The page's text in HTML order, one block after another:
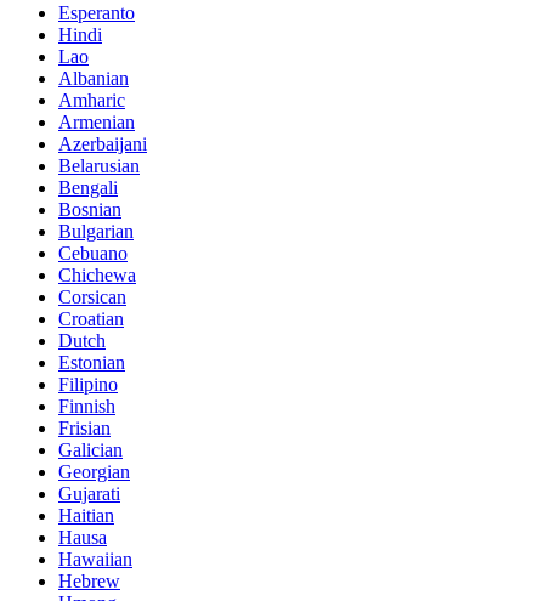
Esperanto
Hindi
Lao
Albanian
Amharic
Armenian
Azerbaijani
Belarusian
Bengali
Bosnian
Bulgarian
Cebuano
Chichewa
Corsican
Croatian
Dutch
Estonian
Filipino
Finnish
Frisian
Galician
Georgian
Gujarati
Haitian
Hausa
Hawaiian
Hebrew